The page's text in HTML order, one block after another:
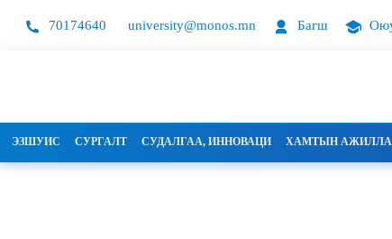
70174640 university@monos.mn Багш
ЭЗШУИС СУРГАЛТ СУДАЛГАА, ИННОВАЦИ ХАМТЫН